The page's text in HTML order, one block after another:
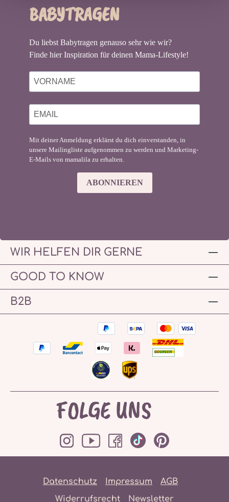
BABYTRAGEN
Du liebst Babytragen genauso sehr wie wir?
Finde hier Inspiration für deinen Mama-Lifestyle!
Mit deiner Anmeldung erklärst du dich einverstanden, in
unsere Mailingliste aufgenommen zu werden und Marketing-
E-Mails von mamalila zu erhalten.
ABONNIEREN
WIR HELFEN DIR GERNE
GOOD TO KNOW
B2B
FOLGE UNS
Datenschutz Impressum
AGB
Widerrufsrecht
Newsletter